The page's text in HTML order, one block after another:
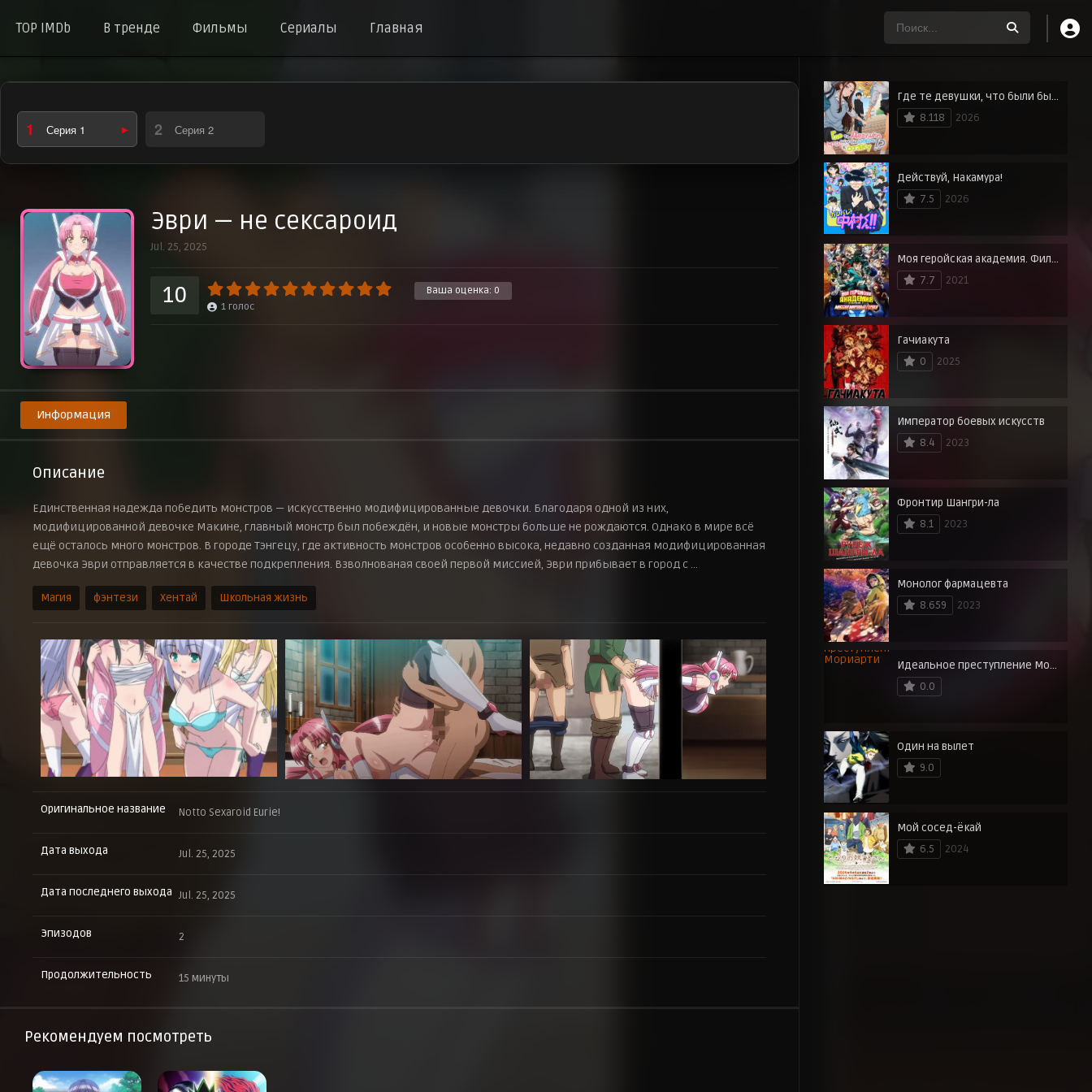
TOP IMDb В тренде Фильмы Сериалы Главная
1 Серия 1 2 Серия 2
Эври — не сексароид
Jul. 25, 2025
Ваша оценка: 0
10 1 голос
Информация
Описание
Единственная надежда победить монстров — искусственно модифицированные девочки. Благодаря одной из них,
модифицированной девочке Макине, главный монстр был побеждён, и новые монстры больше не рождаются. Однако в мире всё
ещё осталось много монстров. В городе Тэнгецу, где активность монстров особенно высока, недавно созданная модифицированная
девочка Эври отправляется в качестве подкрепления. Взволнованая своей первой миссией, Эври прибывает в город с …
Магия фэнтези Хентай Школьная жизнь
Оригинальное название Notto Sexaroid Eurie!
Дата выхода Jul. 25, 2025
Дата последнего выхода Jul. 25, 2025
Эпизодов 2
Продолжительность 15 минуты
Рекомендуем посмотреть
Где те девушки, что были бы добры к отаку?
8.118
2026
Действуй, Накамура!
7.5
2026
Моя геройская академия. Фильм 3: Миссия мировых героев
7.7
2021
Гачиакута
0
2025
Император боевых искусств
8.4
2023
Фронтир Шангри-ла
8.1
2023
Монолог фармацевта
8.659
2023
Идеальное преступление Мориарти
0.0
Один на вылет
9.0
Мой сосед-ёкай
6.5
2024